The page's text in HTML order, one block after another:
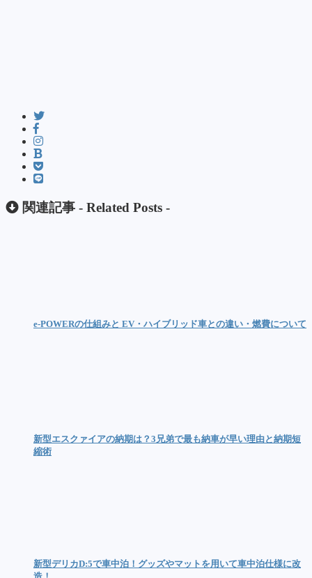
関連記事 - Related Posts -
e-POWERの仕組みと EV・ハイブリッド車との違い・燃費について
新型エスクァイアの納期は？3兄弟で最も納車が早い理由と納期短
縮術
新型デリカD:5で車中泊！グッズやマットを用いて車中泊仕様に改